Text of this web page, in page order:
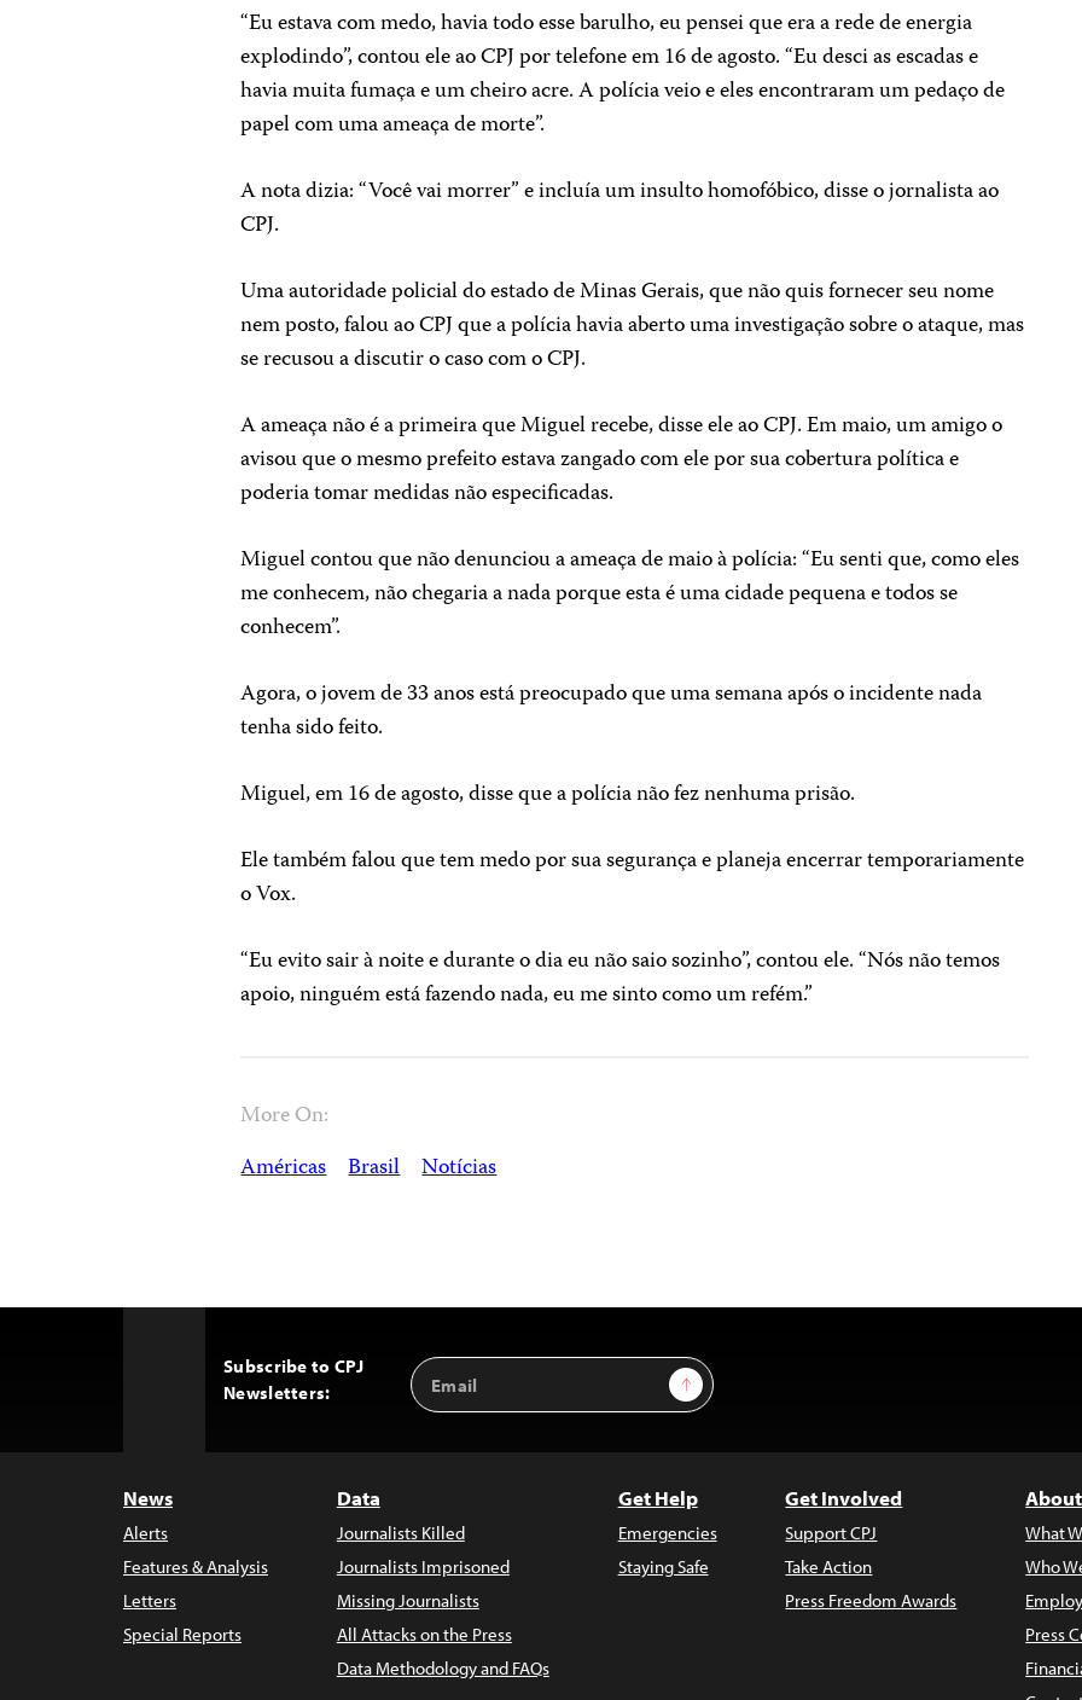
“Eu estava com medo, havia todo esse barulho, eu pensei que era a rede de energia
explodindo”, contou ele ao CPJ por telefone em 16 de agosto. “Eu desci as escadas e
havia muita fumaça e um cheiro acre. A polícia veio e eles encontraram um pedaço de
papel com uma ameaça de morte”.
A nota dizia: “Você vai morrer” e incluía um insulto homofóbico, disse o jornalista ao
CPJ.
Uma autoridade policial do estado de Minas Gerais, que não quis fornecer seu nome
nem posto, falou ao CPJ que a polícia havia aberto uma investigação sobre o ataque, mas
se recusou a discutir o caso com o CPJ.
A ameaça não é a primeira que Miguel recebe, disse ele ao CPJ. Em maio, um amigo o
avisou que o mesmo prefeito estava zangado com ele por sua cobertura política e
poderia tomar medidas não especificadas.
Miguel contou que não denunciou a ameaça de maio à polícia: “Eu senti que, como eles
me conhecem, não chegaria a nada porque esta é uma cidade pequena e todos se
conhecem”.
Agora, o jovem de 33 anos está preocupado que uma semana após o incidente nada
tenha sido feito.
Miguel, em 16 de agosto, disse que a polícia não fez nenhuma prisão.
Ele também falou que tem medo por sua segurança e planeja encerrar temporariamente
o Vox.
“Eu evito sair à noite e durante o dia eu não saio sozinho”, contou ele. “Nós não temos
apoio, ninguém está fazendo nada, eu me sinto como um refém.”
More On:
Américas Brasil Notícias
Subscribe to CPJ
Newsletters:
Email
Address
Sign Up
News
Alerts
Features & Analysis
Letters
Special Reports
Data
Journalists Killed
Journalists Imprisoned
Missing Journalists
All Attacks on the Press
Data Methodology and FAQs
Get Help
Emergencies
Staying Safe
Get Involved
Support CPJ
Take Action
Press Freedom Awards
What
Who
Press